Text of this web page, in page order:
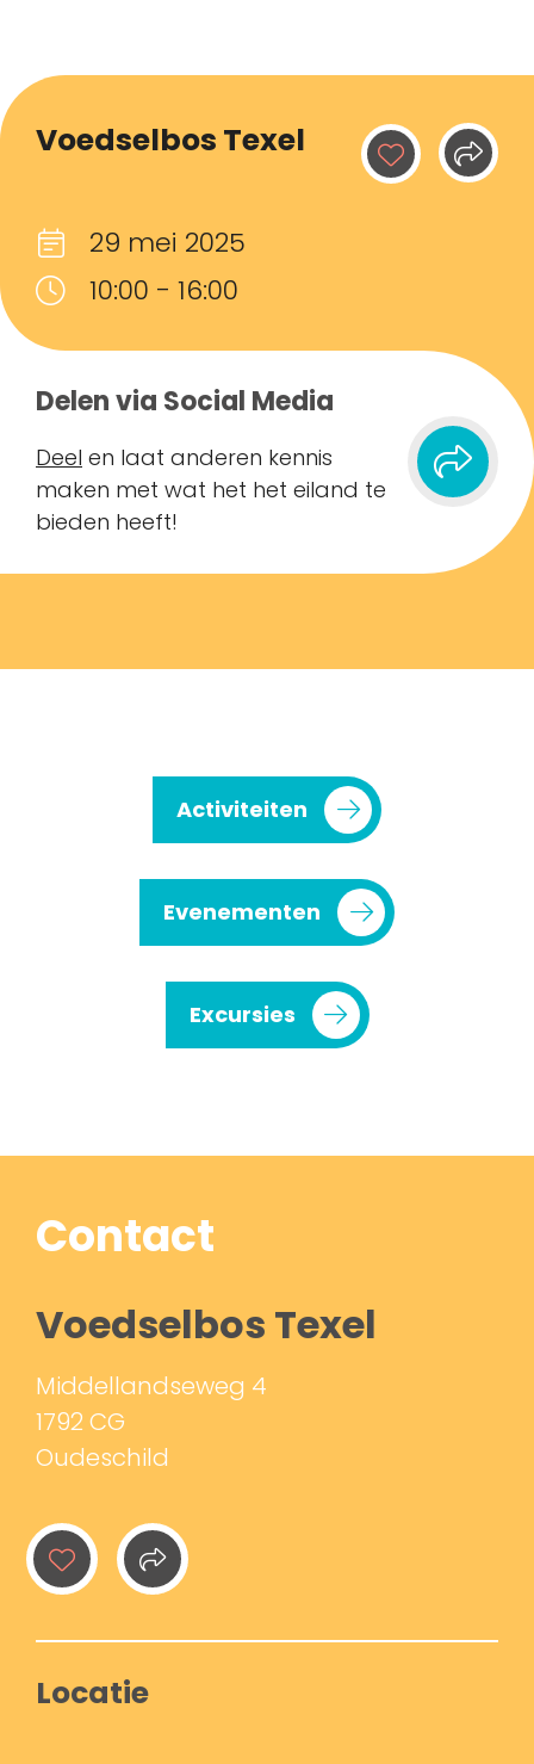
Voedselbos Texel
29 mei 2025
10:00 - 16:00
Delen via Social Media
Deel en laat anderen kennis
maken met wat het het eiland te
bieden heeft!
Activiteiten
Evenementen
Excursies
Contact
Voedselbos Texel
Middellandseweg 4
1792 CG
Oudeschild
Locatie